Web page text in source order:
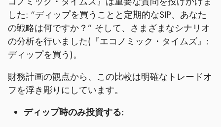
した: “ディップを買うことと定期的なSIP、あなた
の戦略は何ですか？” そして、さまざまなシナリオ
の分析を行いました(『エコノミック・タイムズ』:
ディップを買う)。
財務計画の観点から、この比較は明確なトレードオ
フを浮き彫りにしています。
ディップ時のみ投資する: